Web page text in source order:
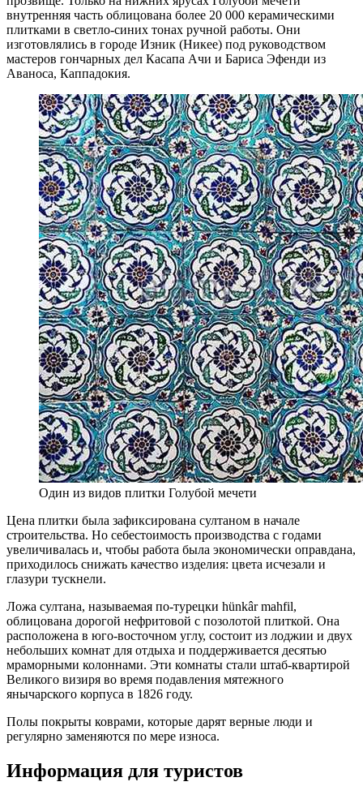
внутренняя часть облицована более 20 000 керамическими
плитками в светло-синих тонах ручной работы. Они
изготовлялись в городе Изник (Никее) под руководством
мастеров гончарных дел Касапа Ачи и Бариса Эфенди из
Аваноса, Каппадокия.
Один из видов плитки Голубой мечети
Цена плитки была зафиксирована султаном в начале
строительства. Но себестоимость производства с годами
увеличивалась и, чтобы работа была экономически оправдана,
приходилось снижать качество изделия: цвета исчезали и
глазури тускнели.
Ложа султана, называемая по-турецки hünkâr mahfil,
облицована дорогой нефритовой с позолотой плиткой. Она
расположена в юго-восточном углу, состоит из лоджии и двух
небольших комнат для отдыха и поддерживается десятью
мраморными колоннами. Эти комнаты стали штаб-квартирой
Великого визиря во время подавления мятежного
янычарского корпуса в 1826 году.
Полы покрыты коврами, которые дарят верные люди и
регулярно заменяются по мере износа.
Информация для туристов